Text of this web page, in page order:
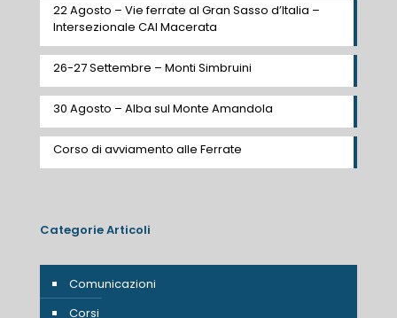
22 Agosto – Vie ferrate al Gran Sasso d’Italia –
Intersezionale CAI Macerata
26-27 Settembre – Monti Simbruini
30 Agosto – Alba sul Monte Amandola
Corso di avviamento alle Ferrate
Categorie Articoli
Comunicazioni
Corsi